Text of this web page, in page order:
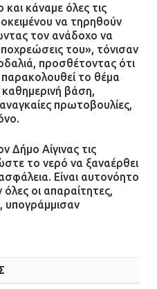
κάναμε όλες τις
να τηρηθούν
τον ανάδοχο να
του», τόνισαν
προσθέτοντας ότι
παρακολουθεί το θέμα
βάση,
πρωτοβουλίες,
Δήμο Αίγινας τις
το νερό να ξαναέρθει
Είναι αυτονόητο
οι απαραίτητες,
υπογράμμισαν